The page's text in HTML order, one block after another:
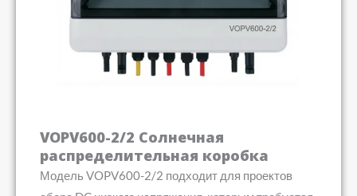
VOPV600-2/2 Солнечная
распределительная коробка
Модель VOPV600-2/2 подходит для проектов